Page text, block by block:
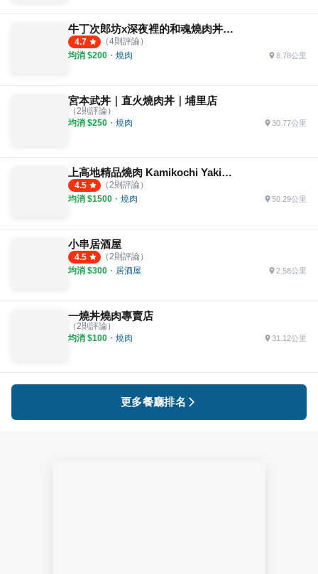
牛丁次郎坊x深夜裡的和魂燒肉丼x南投集賢支店
4.7 （4則評論）
均消 $200 ・ 燒肉 8.78公里
宮本武丼｜直火燒肉丼｜埔里店
（2則評論）
均消 $250 ・ 燒肉 30.77公里
上高地精品燒肉 Kamikochi Yakiniku
4.5 （2則評論）
均消 $1500 ・ 燒肉 50.29公里
小串居酒屋
4.5 （2則評論）
均消 $300 ・ 居酒屋 2.58公里
一燒丼燒肉專賣店
（2則評論）
均消 $100 ・ 燒肉 31.12公里
更多餐廳排名